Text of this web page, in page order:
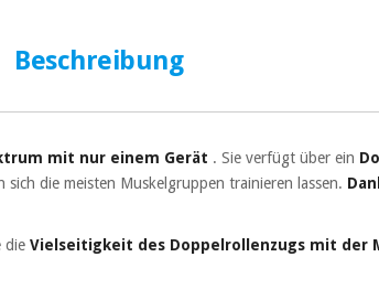
Beschreibung
mit nur einem Gerät . Sie verfügt über ein
die meisten Muskelgruppen trainieren lassen.
dieVielseitigkeit des Doppelrollenzugs mit der